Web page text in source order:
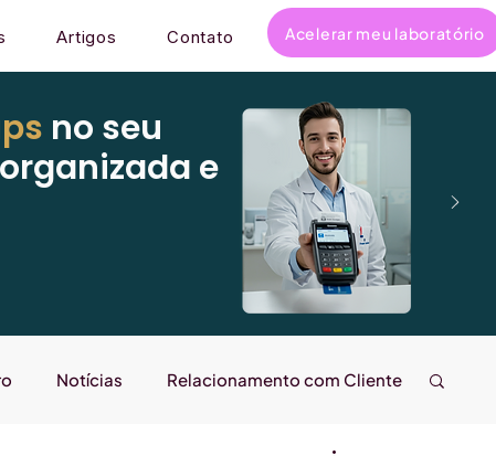
Artigos Contato Acelerar meu laboratório
no seu
e
Notícias Relacionamento com Cliente